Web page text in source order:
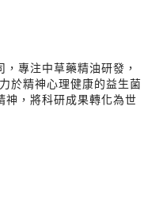
專注中草藥精油研發，
於精神心理健康的益生菌
神，將科研成果轉化為世